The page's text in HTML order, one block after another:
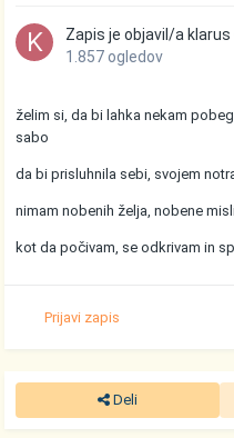
Zapis je objavil/a klarus
1.857 ogledov
želim si, da bi lahka nekam
sabo
da bi prisluhnila sebi, svojem
nimam nobenih želja, nobene
kot da počivam, se odkrivam in
Prijavi zapis
Deli